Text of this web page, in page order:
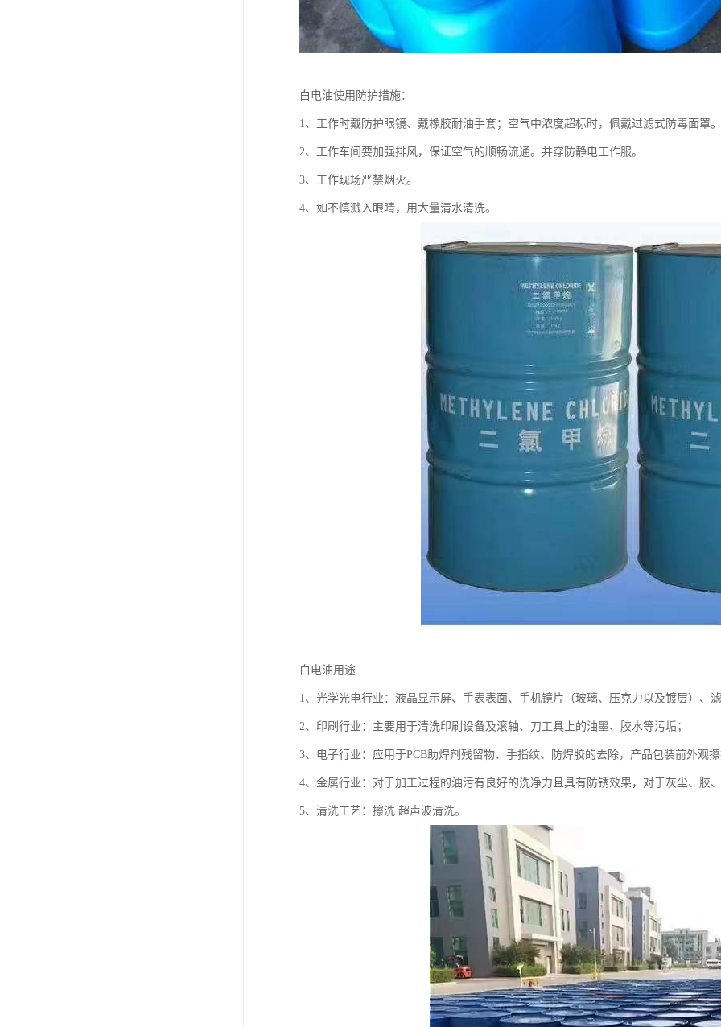
白电油使用防护措施：
1、工作时戴防护眼镜、戴橡胶耐油手套；空气中浓度超标时，佩戴过滤式防毒面罩。
2、工作车间要加强排风，保证空气的顺畅流通。并穿防静电工作服。
3、工作现场严禁烟火。
4、如不慎溅入眼睛，用大量清水清洗。
白电油用途
1、光学光电行业：液晶显示屏、手表表面、手机镜片（玻璃、压克力以及镀层）、
2、印刷行业：主要用于清洗印刷设备及滚轴、刀工具上的油墨、胶水等污垢；
3、电子行业：应用于PCB助焊剂残留物、手指纹、防焊胶的去除，产品包装前外观
4、金属行业：对于加工过程的油污有良好的洗净力且具有防锈效果，对于灰尘、胶
5、清洗工艺：擦洗 超声波清洗。